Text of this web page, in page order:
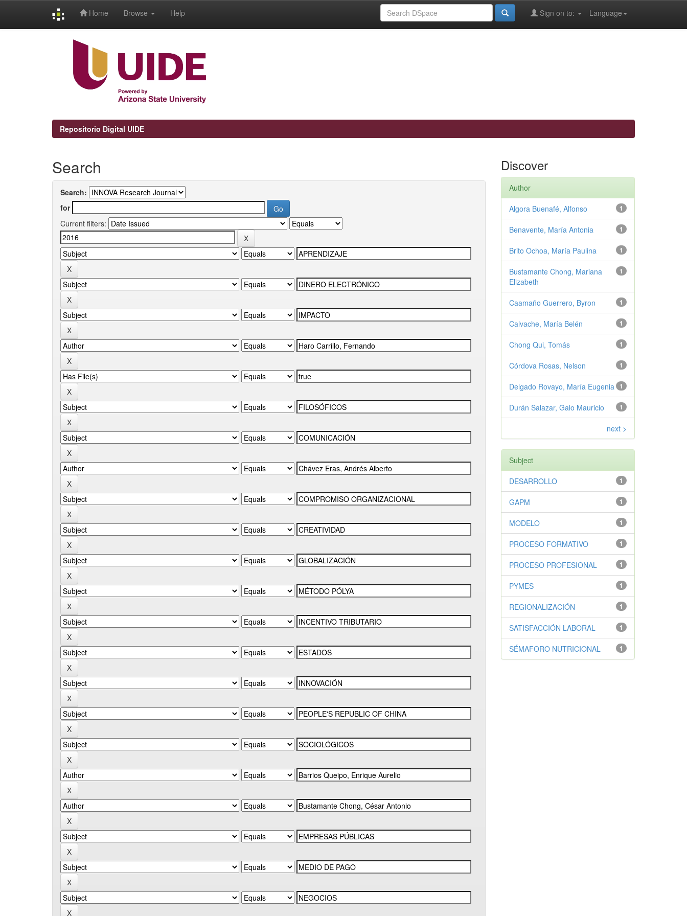
Home Browse Help Language
Sign on to:
Repositorio Digital UIDE
Search
Search:
for
Current filters:
Discover
Author
1
Algora Buenafé, Alfonso
1
Benavente, María Antonia
1
Brito Ochoa, María Paulina
1
Bustamante Chong, Mariana
Elizabeth
1
Caamaño Guerrero, Byron
1
Calvache, María Belén
1
Chong Qui, Tomás
1
Córdova Rosas, Nelson
1
Delgado Rovayo, María Eugenia
1
Durán Salazar, Galo Mauricio
next >
Subject
1
DESARROLLO
1
GAPM
1
MODELO
1
PROCESO FORMATIVO
1
PROCESO PROFESIONAL
1
PYMES
1
REGIONALIZACIÓN
1
SATISFACCIÓN LABORAL
1
SÉMAFORO NUTRICIONAL